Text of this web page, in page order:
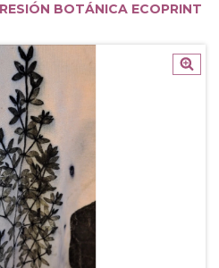
BOTÁNICA ECOPRINT